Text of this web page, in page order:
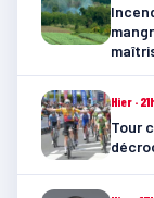
Hier ·
Tour